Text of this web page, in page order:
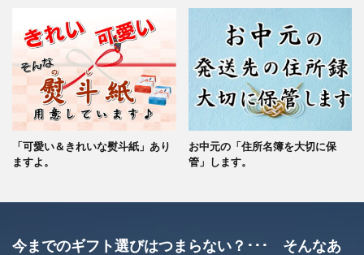
「可愛い＆きれいな熨斗紙」あり
ますよ。
お中元の「住所名簿を大切に保
管」します。
今までのギフト選びはつまらない？･･･ そんなあ